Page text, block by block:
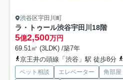
渋谷区宇田川町
ラ・トゥール渋谷宇田川 18階
5億2,500万円
69.51㎡ (3LDK) /築7年
京王井の頭線「渋谷」駅 徒歩8分
ペット相談 エレベーター 角部屋